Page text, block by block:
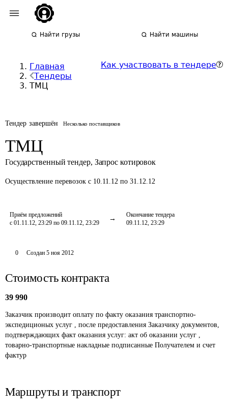
Найти грузы Найти машины
Главная
Тендеры
ТМЦ
Как участвовать в тендере
Тендер завершён Несколько поставщиков
ТМЦ
Государственный тендер, Запрос котировок
Осуществление перевозок с 10.11.12 по 31.12.12
Приём предложений
с 01.11.12, 23:29 по 09.11.12, 23:29
Окончание тендера
09.11.12, 23:29
0 Создан 5 ноя 2012
Стоимость контракта
39 990
Заказчик производит оплату по факту оказания транспортно-
экспедиционых услуг , после предоставления Заказчику документов,
подтверждающих факт оказания услуг: акт об оказании услуг ,
товарно-транспортные накладные подписанные Получателем и счет
фактур
Маршруты и транспорт